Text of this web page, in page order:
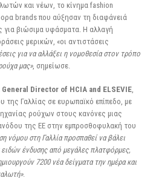
και νέων, το κίνημα fashion
brands που αύξησαν τη διαφάνειά
για βιώσιμα υφάσματα. Η αλλαγή
μερικών, «οι αντιστάσεις
για να αλλάξει η νομοθεσία στον τρόπο
μας», σημείωσε.
Director of HCIA and ELSEVIE
Γαλλίας σε ευρωπαϊκό επίπεδο, με
ρούχων στους κανόνες μιας
της ΕΕ στην εμπροσθοφυλακή του
νόμου στη Γαλλία προσπαθεί να βάλει
ένδυσης από μεγάλες πλατφόρμες,
7200 νέα δείγματα την ημέρα και
.